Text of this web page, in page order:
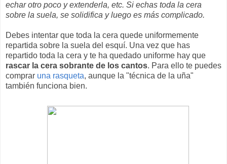
echar otro poco y extenderla, etc. Si echas toda la cera
sobre la suela, se solidifica y luego es más complicado.
Debes intentar que toda la cera quede uniformemente
repartida sobre la suela del esquí. Una vez que has
repartido toda la cera y te ha quedado uniforme hay que
rascar la cera sobrante de los cantos. Para ello te puedes
comprar una rasqueta, aunque la "técnica de la uña"
también funciona bien.